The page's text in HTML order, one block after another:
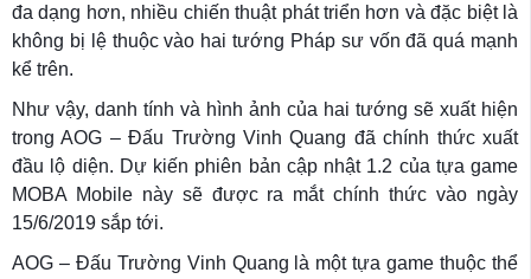
đa dạng hơn, nhiều chiến thuật phát triển hơn và đặc biệt là
không bị lệ thuộc vào hai tướng Pháp sư vốn đã quá mạnh
kể trên.
Như vậy, danh tính và hình ảnh của hai tướng sẽ xuất hiện
trong AOG – Đấu Trường Vinh Quang đã chính thức xuất
đầu lộ diện. Dự kiến phiên bản cập nhật 1.2 của tựa game
MOBA Mobile này sẽ được ra mắt chính thức vào ngày
15/6/2019 sắp tới.
AOG – Đấu Trường Vinh Quang là một tựa game thuộc thể